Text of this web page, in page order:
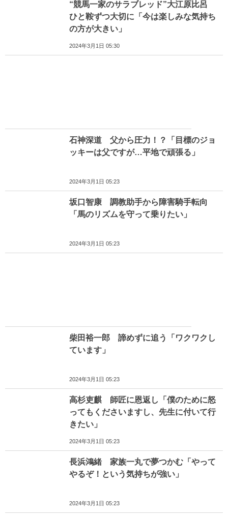
“競馬一家のサラブレッド”大江原比呂
ひと鞍ずつ大切に「今は楽しみな気持ち
の方が大きい」
2024年3月1日 05:30
石神深道 父から圧力！？「目標のジョ
ッキーは父ですが…平地で頑張る」
2024年3月1日 05:23
坂口智康 調教助手から障害騎手転向
「馬のリズムを守って乗りたい」
2024年3月1日 05:23
柴田裕一郎 諦めずに追う「ワクワクし
ています」
2024年3月1日 05:23
高杉吏麒 師匠に恩返し「僕のために怒
ってもくださいますし、先生に付いて行
きたい」
2024年3月1日 05:23
長浜鴻緒 家族一丸で夢つかむ「やって
やるぞ！という気持ちが強い」
2024年3月1日 05:23